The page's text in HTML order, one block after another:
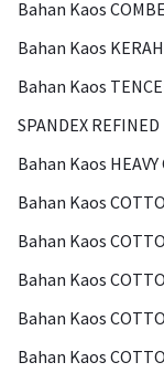
Bahan Kaos
Bahan Kaos
Bahan Kaos
SPANDEX REFINED
Bahan Kaos
Bahan Kaos
Bahan Kaos
Bahan Kaos
Bahan Kaos
Bahan Kaos